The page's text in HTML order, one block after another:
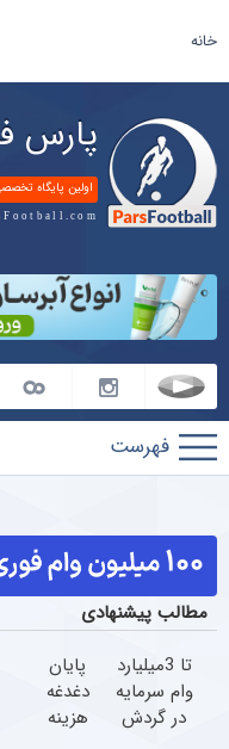
خانه
پارس
اولین پایگاه
پارس
فوتبال
مطالب پیشنهادی
تا 3میلیارد
وام سرمایه
در گردش
پایان
دغدغه
هزینه